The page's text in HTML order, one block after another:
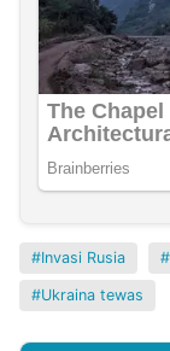
Invasi Rusia
Ukraina tewas